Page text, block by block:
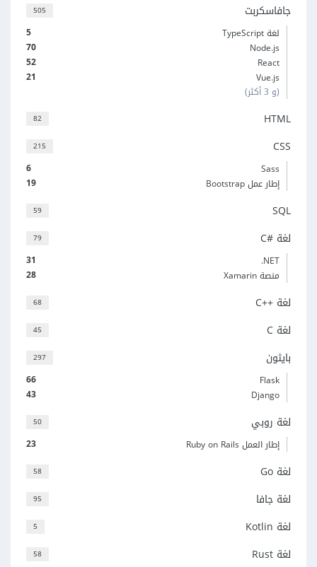
505 جافاسكربت
5
لغة TypeScript
70
Node.js
52
React
21
Vue.js
(و 3 أكثر)
82 HTML
215 CSS
6
Sass
19
إطار عمل Bootstrap
59 SQL
79 لغة C#‎
31
‎.NET
28
منصة Xamarin
68 لغة C++‎
45 لغة C
297 بايثون
66
Flask
43
Django
50 لغة روبي
23 إطار العمل Ruby on Rails
58 لغة Go
95 لغة جافا
5 لغة Kotlin
58 لغة Rust